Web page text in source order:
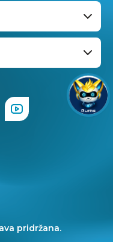
pridržana.